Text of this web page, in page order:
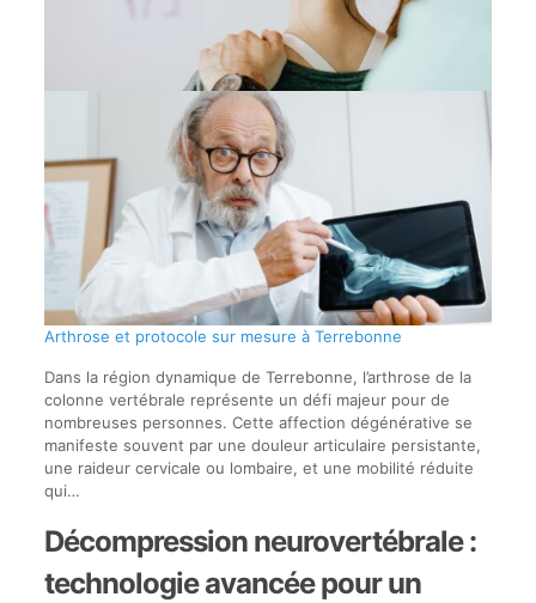
Arthrose et protocole sur mesure à Terrebonne
Dans la région dynamique de Terrebonne, l’arthrose de la
colonne vertébrale représente un défi majeur pour de
nombreuses personnes. Cette affection dégénérative se
manifeste souvent par une douleur articulaire persistante,
une raideur cervicale ou lombaire, et une mobilité réduite
qui…
Décompression neurovertébrale :
technologie avancée pour un